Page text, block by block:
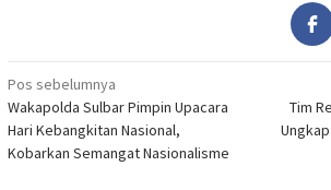
Navigasi
pos
Pos sebelumnya
Wakapolda Sulbar Pimpin Upacara
Hari Kebangkitan Nasional,
Kobarkan Semangat Nasionalisme
Tim